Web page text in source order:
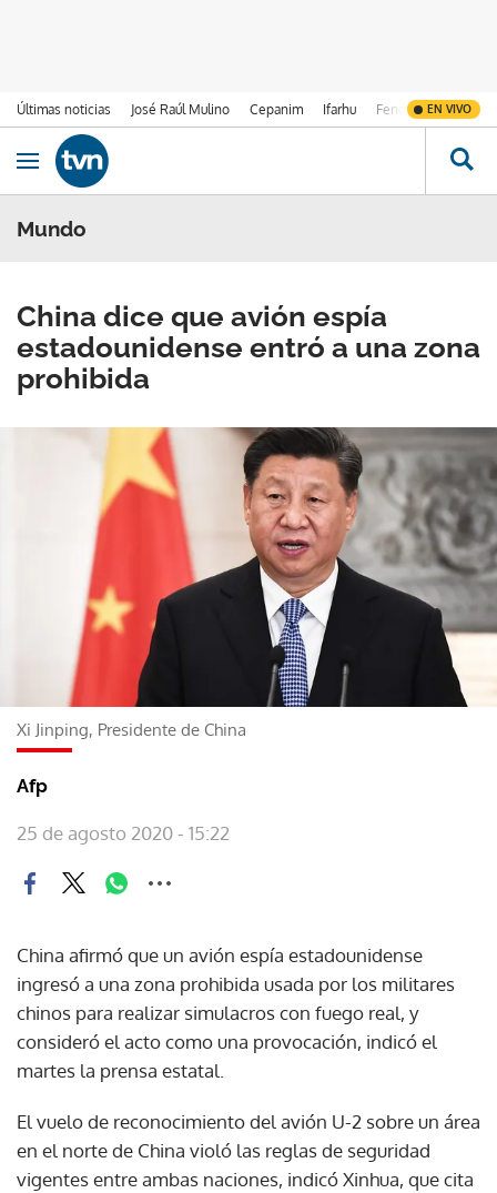
Últimas noticias José Raúl Mulino Cepanim Ifarhu Fenómeno de El
EN VIVO
Ir al contenido
Obrir navegació
Mundo
China dice que avión espía
estadounidense entró a una zona
prohibida
Xi Jinping, Presidente de China
Afp
25 de agosto 2020 - 15:22
China afirmó que un avión espía estadounidense
ingresó a una zona prohibida usada por los militares
chinos para realizar simulacros con fuego real, y
consideró el acto como una provocación, indicó el
martes la prensa estatal.
El vuelo de reconocimiento del avión U-2 sobre un área
en el norte de China violó las reglas de seguridad
vigentes entre ambas naciones, indicó Xinhua, que cita